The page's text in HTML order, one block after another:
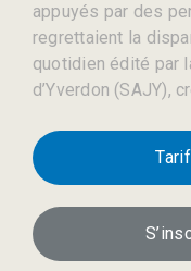
appuyés par des
regrettaient la
quotidien édité par
d’Yverdon (SAJY),